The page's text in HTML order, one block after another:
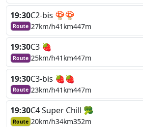
19:30C2-bis 🍄🍄
Route 27km/h41km447m
19:30C3 🍓
Route 25km/h41km447m
19:30C3-bis 🍓🍓
Route 23km/h41km447m
19:30C4 Super Chill 🥦
Route 20km/h34km352m